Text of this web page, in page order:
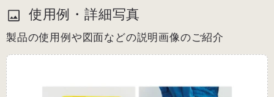
使用例・詳細写真
製品の使用例や図面などの説明画像のご紹介